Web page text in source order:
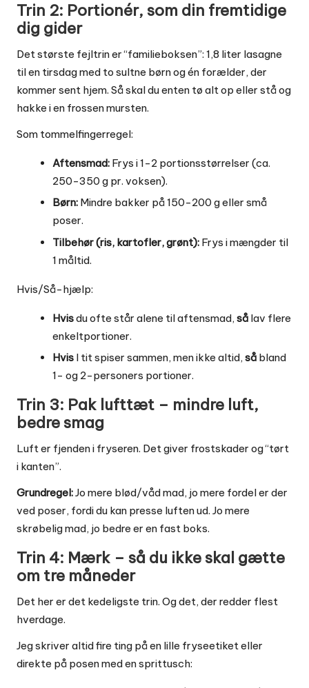
Trin 2: Portionér, som din fremtidige
dig gider
Det største fejltrin er “familieboksen”: 1,8 liter lasagne
til en tirsdag med to sultne børn og én forælder, der
kommer sent hjem. Så skal du enten tø alt op eller stå og
hakke i en frossen mursten.
Som tommelfingerregel:
Aftensmad: Frys i 1-2 portionsstørrelser (ca.
250-350 g pr. voksen).
Børn: Mindre bakker på 150-200 g eller små
poser.
Tilbehør (ris, kartofler, grønt): Frys i mængder til
1 måltid.
Hvis/Så-hjælp:
Hvisdu ofte står alene til aftensmad, så lav flere
enkeltportioner.
Hvis I tit spiser sammen, men ikke altid, så bland
1- og 2-personers portioner.
Trin 3: Pak lufttæt – mindre luft,
bedre smag
Luft er fjenden i fryseren. Det giver frostskader og “tørt
i kanten”.
Grundregel:Jo mere blød/våd mad, jo mere fordel er der
ved poser, fordi du kan presse luften ud. Jo mere
skrøbelig mad, jo bedre er en fast boks.
Trin 4: Mærk – så du ikke skal gætte
om tre måneder
Det her er det kedeligste trin. Og det, der redder flest
hverdage.
Jeg skriver altid fire ting på en lille fryseetiket eller
direkte på posen med en sprittusch: